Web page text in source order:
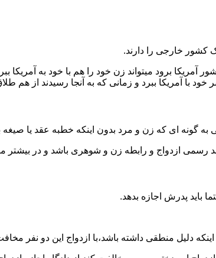
کشور خارجی را دارند.
آمریکا برود میتواند زن خود را هم با خود به
خود با آمریکا ببرد و زمانی که به آنجا رسیدند از هم
گونه ای که زن و مرد بدون اینکه خطبه عقد یا
رسمی ازدواج و رابطه زن و شوهری باشد و در بیشتر
باید پدرش اجازه بدهد.
دلیل منطقی داشته باشد،با ازدواج این دو نفر